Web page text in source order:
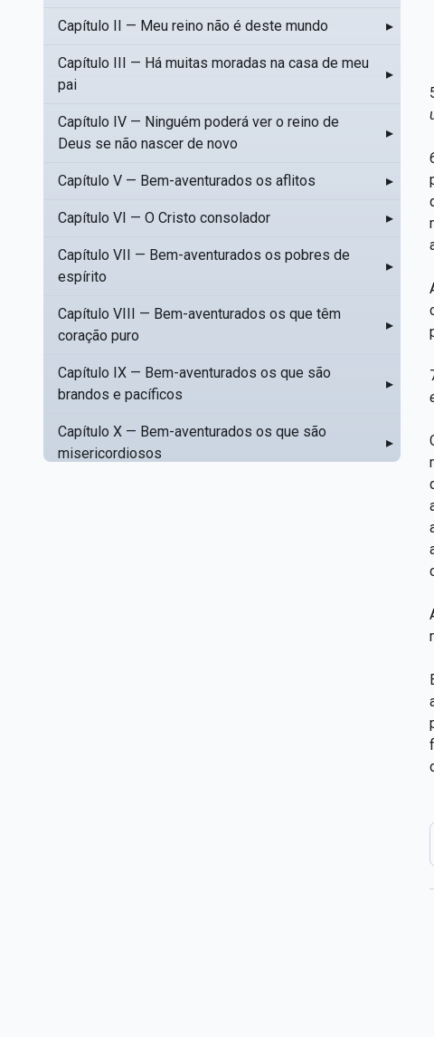
Capítulo II — Meu reino não é deste mundo ▸
Capítulo III — Há muitas moradas na casa de meu
pai
▸
Capítulo IV — Ninguém poderá ver o reino de
Deus se não nascer de novo
▸
Capítulo V — Bem-aventurados os aflitos ▸
Capítulo VI — O Cristo consolador ▸
Capítulo VII — Bem-aventurados os pobres de
espírito
▸
Capítulo VIII — Bem-aventurados os que têm
coração puro
▸
Capítulo IX — Bem-aventurados os que são
brandos e pacíficos
▸
Capítulo X — Bem-aventurados os que são
misericordiosos
▸